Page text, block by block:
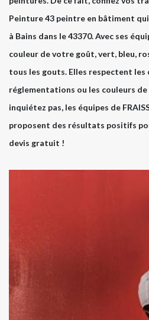
Peinture 43 peintre en bâtiment
à Bains dans le 43370. Avec ses
couleur de votre goût, vert, bleu,
tous les gouts. Elles respectent les
réglementations ou les couleurs
inquiétez pas, les équipes de
proposent des résultats positifs
devis gratuit !